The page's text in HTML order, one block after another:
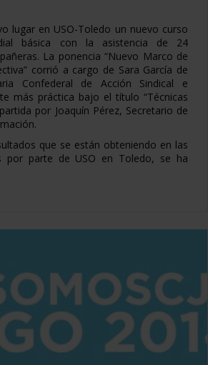
lugar en USO-Toledo un nuevo curso
básica con la asistencia de 24
La ponencia “Nuevo Marco de
corrió a cargo de Sara García de
Confederal de Acción Sindical e
más práctica bajo el título “Técnicas
por Joaquín Pérez, Secretario de
que se están obteniendo en las
por parte de USO en Toledo, se ha